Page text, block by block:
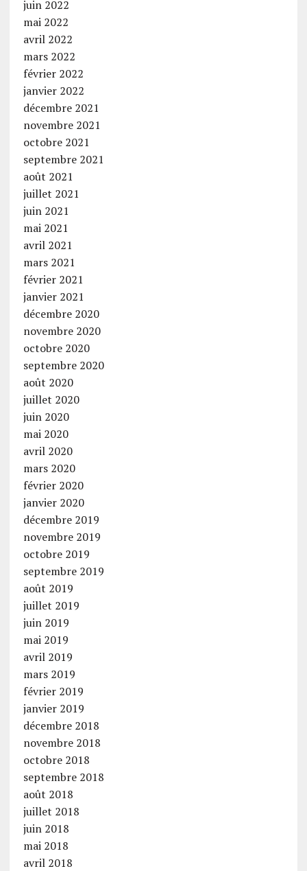
juin 2022
mai 2022
avril 2022
mars 2022
février 2022
janvier 2022
décembre 2021
novembre 2021
octobre 2021
septembre 2021
août 2021
juillet 2021
juin 2021
mai 2021
avril 2021
mars 2021
février 2021
janvier 2021
décembre 2020
novembre 2020
octobre 2020
septembre 2020
août 2020
juillet 2020
juin 2020
mai 2020
avril 2020
mars 2020
février 2020
janvier 2020
décembre 2019
novembre 2019
octobre 2019
septembre 2019
août 2019
juillet 2019
juin 2019
mai 2019
avril 2019
mars 2019
février 2019
janvier 2019
décembre 2018
novembre 2018
octobre 2018
septembre 2018
août 2018
juillet 2018
juin 2018
mai 2018
avril 2018